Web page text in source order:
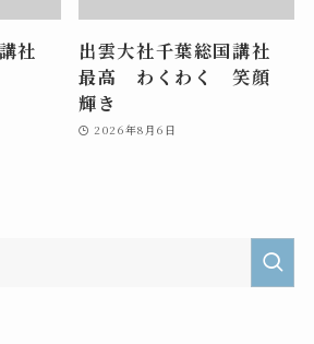
社
出雲大社千葉総国講社
最高 わくわく 笑顔
輝き
2026年8月6日